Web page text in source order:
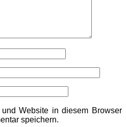
und Website in diesem Browser
speichern.